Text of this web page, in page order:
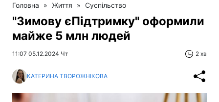
Головна » Життя » Суспільство
"Зимову єПідтримку" оформили
майже 5 млн людей
11:07 05.12.2024 Чт 2 хв
КАТЕРИНА ТВОРОЖНІКОВА